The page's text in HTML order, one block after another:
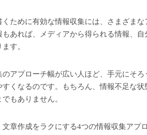
くために有効な情報収集には、さまざま
もあれば、メディアから得られる情報、
す。
のアプローチ幅が広い人ほど、手元にそ
すくなるのです。もちろん、情報不足な
もありません。
文章作成をラクにする4つの情報収集アプ